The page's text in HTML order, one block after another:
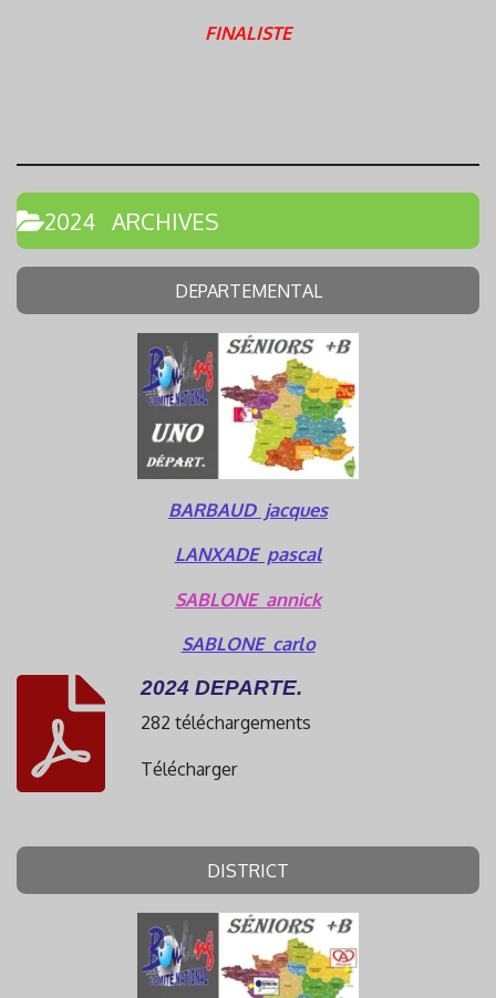
FINALISTE
2024 ARCHIVES
DEPARTEMENTAL
BARBAUD jacques
LANXADE pascal
SABLONE annick
SABLONE carlo
2024 DEPARTE.
282 téléchargements
Télécharger
DISTRICT